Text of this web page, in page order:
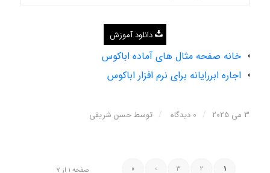
دانلود آموزش
خانه صفحه مثال های آماده اباکوس
اجاره ابررایانه برای نرم افزار اباکوس
3 می 2025 / 0 دیدگاه / توسطحسن شریفی
صفحه 1 از 7 1
2
3
›
»